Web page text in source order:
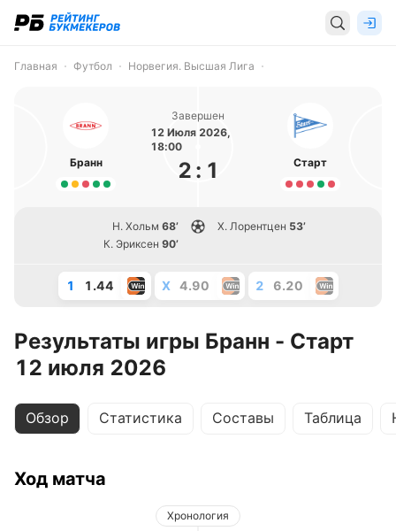
Главная Футбол Норвегия. Высшая Лига
Бранн
Завершен
12 Июля 2026,
18:00
2 : 1 Старт
Н. Хольм 68’
К. Эриксен 90’
Х. Лорентцен 53’
1 1.44 X 4.90 2 6.20
Результаты игры Бранн - Старт
12 июля 2026
Обзор Статистика Составы Таблица
Ход матча
Хронология